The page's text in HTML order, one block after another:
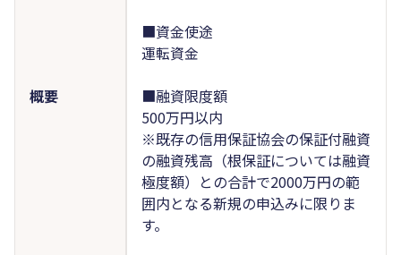
概要
■資金使途
運転資金
■融資限度額
500万円以内
※既存の信用保証協会の保証付融資
の融資残高（根保証については融資
極度額）との合計で2000万円の範
囲内となる新規の申込みに限りま
す。